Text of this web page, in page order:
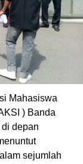
Mahasiswa
) Banda
depan
sejumlah